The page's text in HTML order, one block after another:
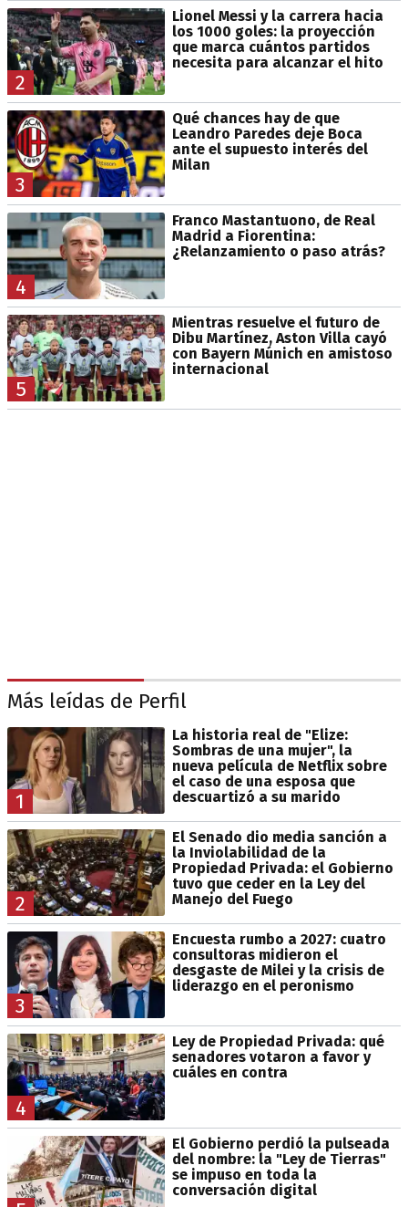
2
Lionel Messi y la carrera hacia
los 1000 goles: la proyección
que marca cuántos partidos
necesita para alcanzar el hito
3
Qué chances hay de que
Leandro Paredes deje Boca
ante el supuesto interés del
Milan
4
Franco Mastantuono, de Real
Madrid a Fiorentina:
¿Relanzamiento o paso atrás?
5
Mientras resuelve el futuro de
Dibu Martínez, Aston Villa cayó
con Bayern Múnich en amistoso
internacional
Más leídas de Perfil
1
La historia real de "Elize:
Sombras de una mujer", la
nueva película de Netflix sobre
el caso de una esposa que
descuartizó a su marido
2
El Senado dio media sanción a
la Inviolabilidad de la
Propiedad Privada: el Gobierno
tuvo que ceder en la Ley del
Manejo del Fuego
3
Encuesta rumbo a 2027: cuatro
consultoras midieron el
desgaste de Milei y la crisis de
liderazgo en el peronismo
4
Ley de Propiedad Privada: qué
senadores votaron a favor y
cuáles en contra
El Gobierno perdió la pulseada
del nombre: la "Ley de Tierras"
se impuso en toda la
conversación digital